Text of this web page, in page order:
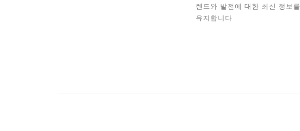
렌드와 발전에 대한 최신 정보를
유지합니다.